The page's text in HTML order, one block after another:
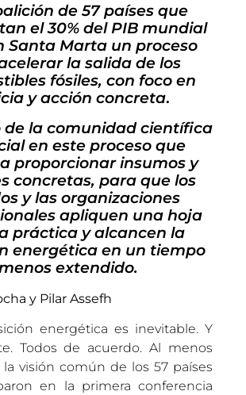
de 57 países que
el 30% del PIB mundial
Santa Marta un proceso
la salida de los
fósiles, con foco en
y acción concreta.
de la comunidad científica
en este proceso que
proporcionar insumos y
concretas, para que los
y las organizaciones
apliquen una hoja
práctica y alcancen la
energética en un tiempo
extendido.
y Pilar Assefh
energética es inevitable. Y
Todos de acuerdo. Al menos
la visión común de los 57 países
en la primera conferencia